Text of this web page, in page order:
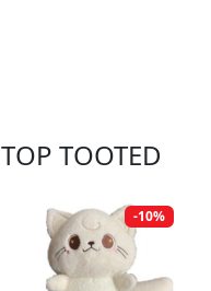
TOP TOOTED
-10%